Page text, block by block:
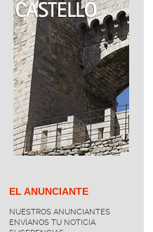
EL ANUNCIANTE
NUESTROS ANUNCIANTES
ENVÍANOS TU NOTICIA